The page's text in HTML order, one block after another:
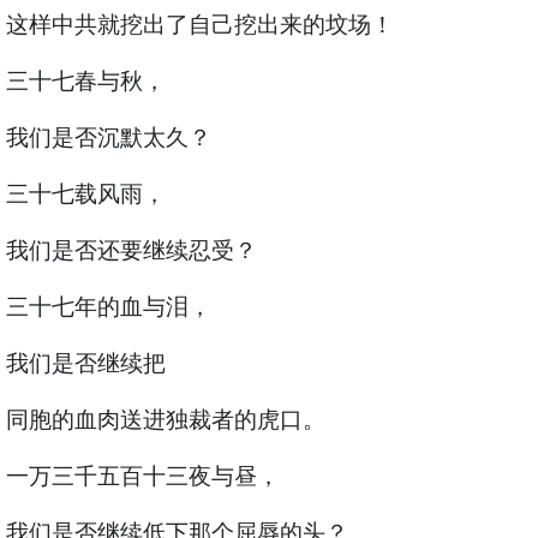
这样中共就挖出了自己挖出来的坟场！
三十七春与秋，
我们是否沉默太久？
三十七载风雨，
我们是否还要继续忍受？
三十七年的血与泪，
我们是否继续把
同胞的血肉送进独裁者的虎口。
一万三千五百十三夜与昼，